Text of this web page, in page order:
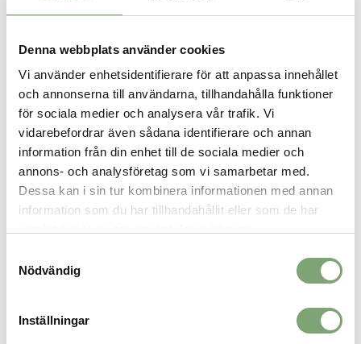
Denna webbplats använder cookies
Vi använder enhetsidentifierare för att anpassa innehållet
och annonserna till användarna, tillhandahålla funktioner
för sociala medier och analysera vår trafik. Vi
vidarebefordrar även sådana identifierare och annan
information från din enhet till de sociala medier och
annons- och analysföretag som vi samarbetar med.
Dessa kan i sin tur kombinera informationen med annan
information som du har tillhandahållit eller som de har
Nödvändig
Inställningar
UA Dynamic är den ultimata träningsskon. Den kombinerar studs
och dämpning av en löparsko med stödet och greppet från en
tyngdlyftande sko, så att du kan ta dig an vilket träningspass som
helst utan att sakta ner.
Specifikation:
Uppdaterad, mjukare Flow-mellansula ger responsiv
dämpning med en bredare bas för stabilitet under
sidorörelser
Yttersulmaterialet är supertåligt och ökar markgreppet
SPARA SOM FAVORIT
Artikelnummer: